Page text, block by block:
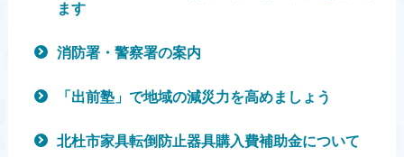
ます
消防署・警察署の案内
「出前塾」で地域の減災力を高めましょう
北杜市家具転倒防止器具購入費補助金について